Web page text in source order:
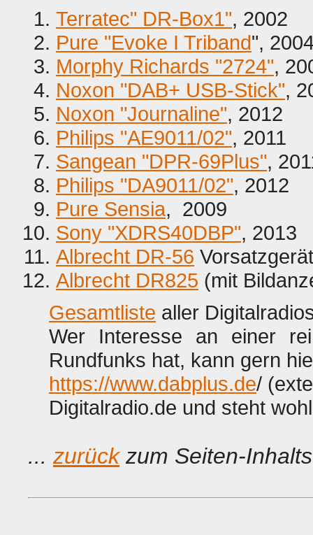
Terratec" DR-Box1", 2002
Pure "Evoke I Triband",
Morphy Richards "2724",
Noxon "DAB+ USB-Stick",
Noxon "Journaline", 2012
Philips "AE9011/02", 2011
Sangean "DPR-69Plus",
Philips "DA9011/02", 2012
Pure Sensia, 2009
Sony "XDRS40DBP", 2013
Albrecht DR-56
Albrecht DR825 (mit
Gesamtliste aller
Wer Interesse an einer
Rundfunks hat, kann gern
https://www.dabplus.de/
Digitalradio.de und steht
... zurückzum Seiten-